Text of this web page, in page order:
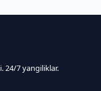
24/7 yangiliklar.